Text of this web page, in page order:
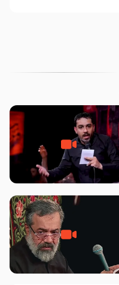
شور ، حسینا! به‌ حق زهرا «أُنْظُرْ
إِلَینا» – عزاداری شب هفتم ماه
مادر منم مثل تو خمیدم – حاج
محمود کریمی – شهادت حضرت